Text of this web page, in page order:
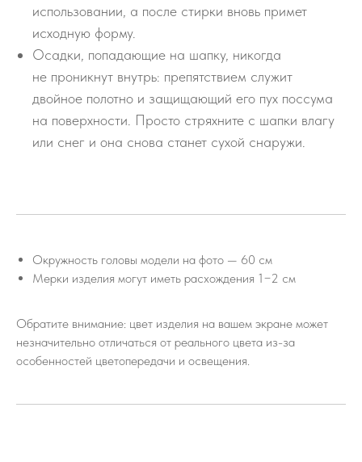
использовании, а после стирки вновь примет
исходную форму.
Осадки, попадающие на шапку, никогда
не проникнут внутрь: препятствием служит
двойное полотно и защищающий его пух поссума
на поверхности. Просто стряхните с шапки влагу
или снег и она снова станет сухой снаружи.
Окружность головы модели на фото — 60 см
Мерки изделия могут иметь расхождения 1−2 см
Обратите внимание: цвет изделия на вашем экране может
незначительно отличаться от реального цвета из-за
особенностей цветопередачи и освещения.